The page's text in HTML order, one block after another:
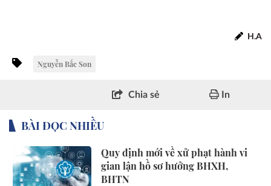
H.A
Nguyễn Bắc Son
Chia sẻ In
BÀI ĐỌC NHIỀU
Quy định mới về xử phạt hành vi
gian lận hồ sơ hưởng BHXH,
BHTN